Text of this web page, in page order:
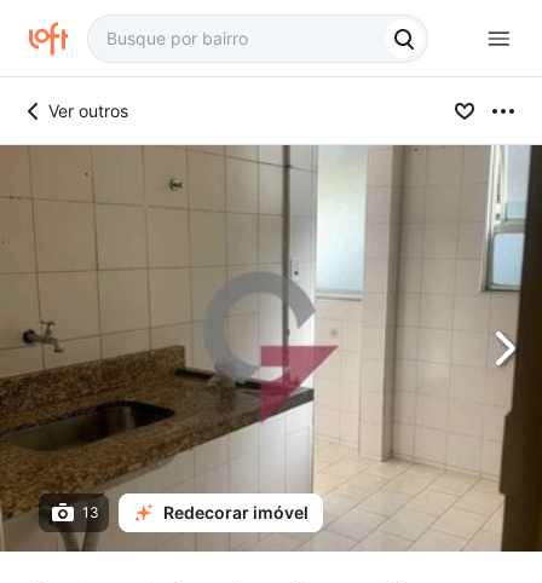
Ver outros
13 Redecorar imóvel